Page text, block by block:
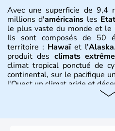
Avec une superficie de 9,4
millions d'américains les
le plus vaste du monde et
Ils sont composés de 50
territoire : Hawaïet l'Alaska
produit des climats
climat tropical ponctué de
continental, sur le pacifique
l'Ouest un climat aride et